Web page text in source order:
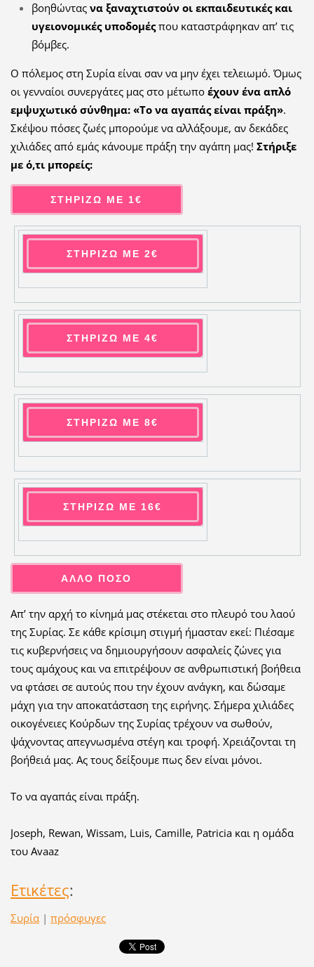
βοηθώντας να ξαναχτιστούν οι εκπαιδευτικές και
υγειονομικές υποδομέςπου καταστράφηκαν απ’ τις
βόμβες.
Ο πόλεμος στη Συρία είναι σαν να μην έχει τελειωμό. Όμως
οι γενναίοι συνεργάτες μας στο μέτωπο έχουν ένα απλό
εμψυχωτικό σύνθημα: «Το να αγαπάς είναι πράξη».
Σκέψου πόσες ζωές μπορούμε να αλλάξουμε, αν δεκάδες
χιλιάδες από εμάς κάνουμε πράξη την αγάπη μας! Στήριξε
με ό,τι μπορείς:
ΣΤΗΡΙΖΩ ΜΕ 1€
ΣΤΗΡΙΖΩ ΜΕ 2€
ΣΤΗΡΙΖΩ ΜΕ 4€
ΣΤΗΡΙΖΩ ΜΕ 8€
ΣΤΗΡΙΖΩ ΜΕ 16€
ΑΛΛΟ ΠΟΣΟ
Απ’ την αρχή το κίνημά μας στέκεται στο πλευρό του λαού
της Συρίας. Σε κάθε κρίσιμη στιγμή ήμασταν εκεί: Πιέσαμε
τις κυβερνήσεις να δημιουργήσουν ασφαλείς ζώνες για
τους αμάχους και να επιτρέψουν σε ανθρωπιστική βοήθεια
να φτάσει σε αυτούς που την έχουν ανάγκη, και δώσαμε
μάχη για την αποκατάσταση της ειρήνης. Σήμερα χιλιάδες
οικογένειες Κούρδων της Συρίας τρέχουν να σωθούν,
ψάχνοντας απεγνωσμένα στέγη και τροφή. Χρειάζονται τη
βοήθειά μας. Ας τους δείξουμε πως δεν είναι μόνοι.
Το να αγαπάς είναι πράξη.
Joseph, Rewan, Wissam, Luis, Camille, Patricia και η ομάδα
του Avaaz
Ετικέτες:
Συρία | πρόσφυγες